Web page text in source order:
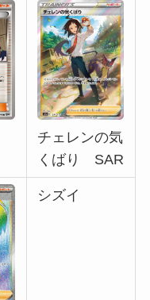
チェレンの気
くばり SAR
シズイ